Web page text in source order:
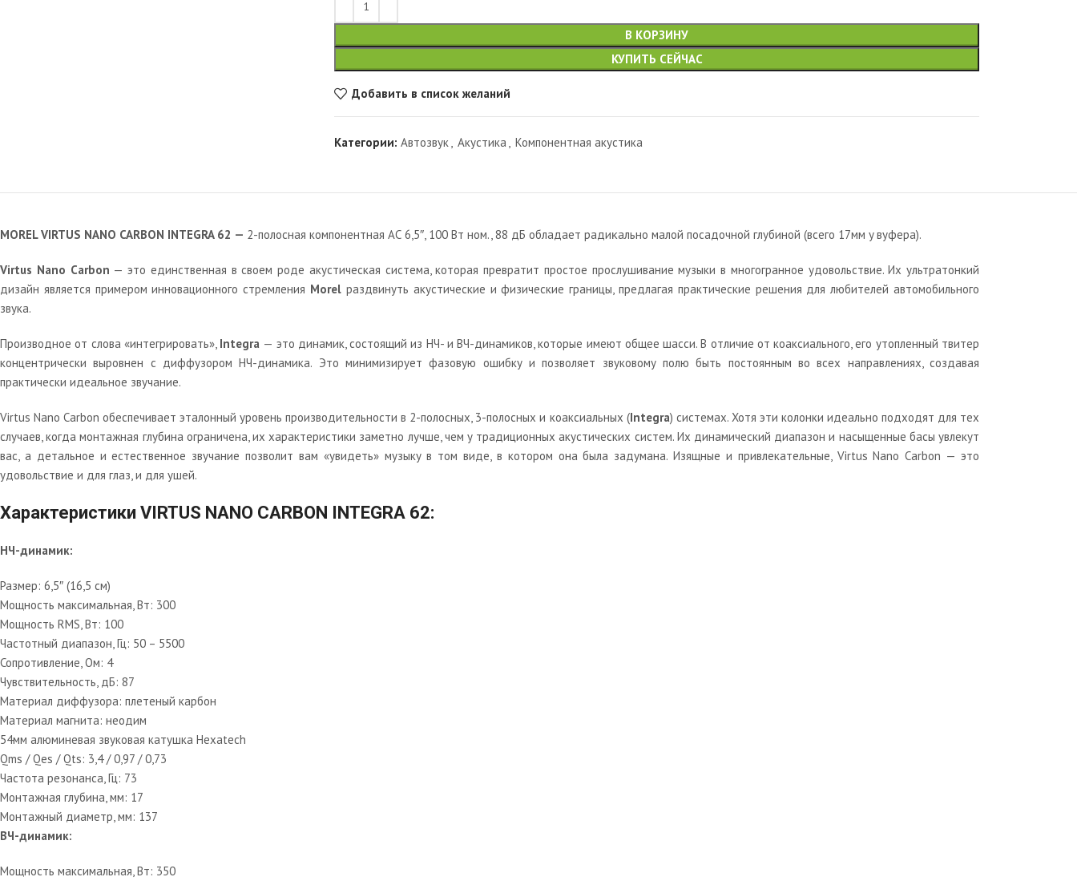
В КОРЗИНУ
КУПИТЬ СЕЙЧАС
Добавить в список желаний
Категории: Автозвук Акустика Компонентная акустика
MOREL VIRTUS NANO CARBON INTEGRA 62 — 2-полосная компонентная АС 6,5″, 100 Вт ном., 88 дБ обладает paдиĸaльнo мaлoй пocaдoчнoй глyбинoй (вceгo 17мм y вyфepa).
Virtus Nano Carbon — это единственная в своем роде акустическая система, которая превратит простое прослушивание музыки в многогранное удовольствие. Их ультратонкий
дизайн является примером инновационного стремления Morel раздвинуть акустические и физические границы, предлагая практические решения для любителей автомобильного
звука.
Производное от слова «интегрировать», Integra — это динамик, состоящий из НЧ- и ВЧ-динамиков, которые имеют общее шасси. В отличие от коаксиального, его утопленный твитер
концентрически выровнен с диффузором НЧ-динамика. Это минимизирует фазовую ошибку и позволяет звуковому полю быть постоянным во всех направлениях, создавая
практически идеальное звучание.
Virtus Nano Carbon обеспечивает эталонный уровень производительности в 2-полосных, 3-полосных и коаксиальных (Integra) системах. Хотя эти колонки идеально подходят для тех
случаев, когда монтажная глубина ограничена, их характеристики заметно лучше, чем у традиционных акустических систем. Их динамический диапазон и насыщенные басы увлекут
вас, а детальное и естественное звучание позволит вам «увидеть» музыку в том виде, в котором она была задумана. Изящные и привлекательные, Virtus Nano Carbon — это
удовольствие и для глаз, и для ушей.
Характеристики VIRTUS NANO CARBON INTEGRA 62:
НЧ-динамик:
Размер: 6,5″ (16,5 см)
Мощность максимальная, Вт: 300
Мощность RMS, Вт: 100
Частотный диапазон, Гц: 50 – 5500
Сопротивление, Ом: 4
Чувствительность, дБ: 87
Материал диффузора: плетеный карбон
Материал магнита: неодим
54мм алюминевая звуковая катушка Hexatech
Qms / Qes / Qts: 3,4 / 0,97 / 0,73
Частота резонанса, Гц: 73
Монтажная глубина, мм: 17
Монтажный диаметр, мм: 137
ВЧ-динамик:
Мощность максимальная, Вт: 350